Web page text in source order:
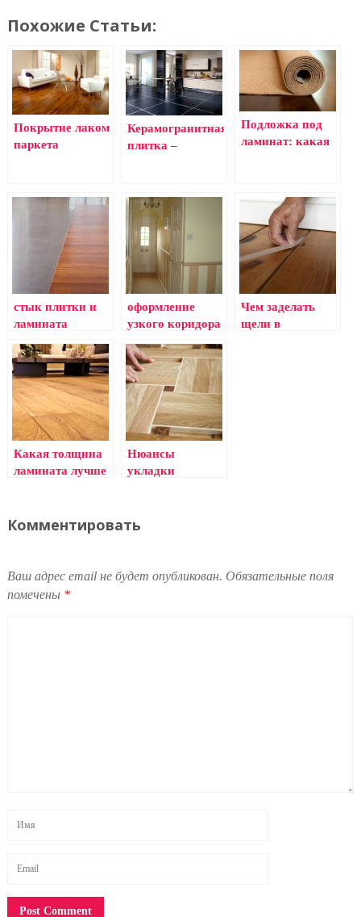
Похожие Статьи:
Покрытие лаком
паркета
Керамогранитная
плитка –
и фасада
Подложка под
ламинат: какая
стык плитки и
ламината
оформление
узкого коридора
Чем заделать
щели в
Какая толщина
ламината лучше
Нюансы
укладки
Комментировать
Ваш адрес email не будет опубликован. Обязательные поля
помечены *